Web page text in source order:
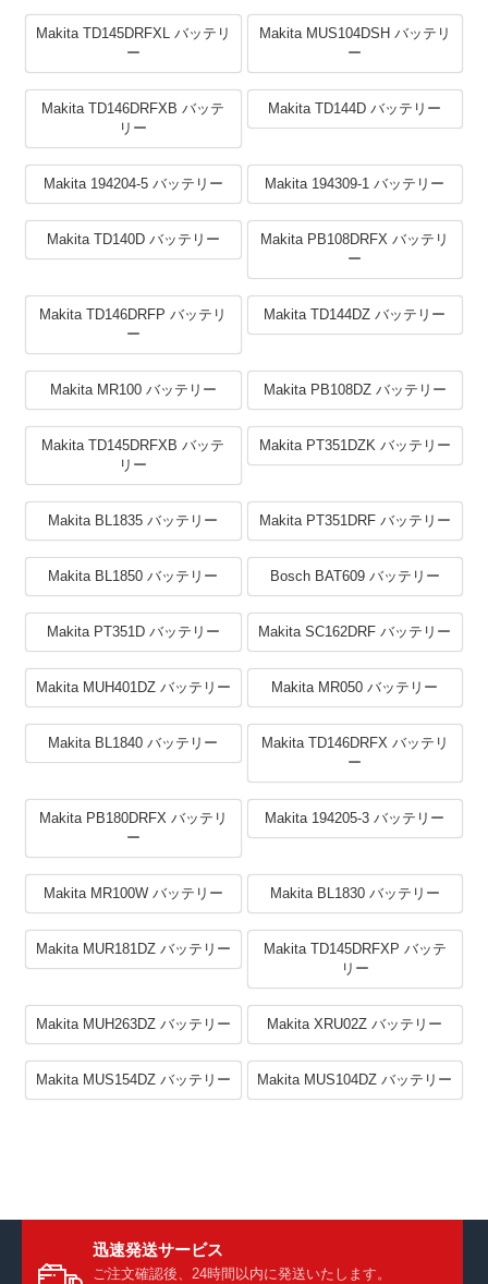
Makita TD145DRFXL バッテリ
ー
Makita MUS104DSH バッテリ
ー
Makita TD146DRFXB バッテ
リー
Makita TD144D バッテリー
Makita 194204-5 バッテリー Makita 194309-1 バッテリー
Makita TD140D バッテリー
Makita PB108DRFX バッテリ
ー
Makita TD146DRFP バッテリ
ー
Makita TD144DZ バッテリー
Makita MR100 バッテリー Makita PB108DZ バッテリー
Makita TD145DRFXB バッテ
リー
Makita PT351DZK バッテリー
Makita BL1835 バッテリー Makita PT351DRF バッテリー
Makita BL1850 バッテリー Bosch BAT609 バッテリー
Makita PT351D バッテリー Makita SC162DRF バッテリー
Makita MUH401DZ バッテリー Makita MR050 バッテリー
Makita BL1840 バッテリー
Makita TD146DRFX バッテリ
ー
Makita PB180DRFX バッテリ
ー
Makita 194205-3 バッテリー
Makita MR100W バッテリー Makita BL1830 バッテリー
Makita MUR181DZ バッテリー
Makita TD145DRFXP バッテ
リー
Makita MUH263DZ バッテリー Makita XRU02Z バッテリー
Makita MUS154DZ バッテリー Makita MUS104DZ バッテリー
迅速発送サービス
ご注文確認後、24時間以内に発送いたします。